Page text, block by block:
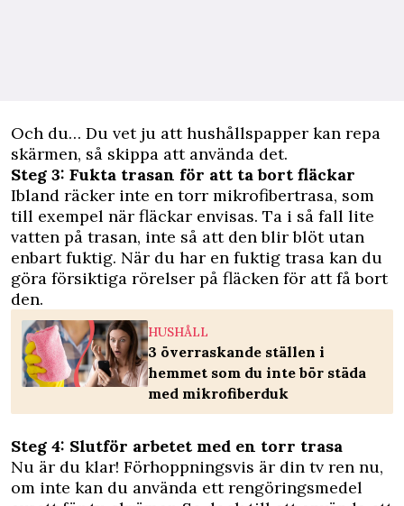
Och du… Du vet ju att hushållspapper kan repa
skärmen, så skippa att använda det.
Steg 3: Fukta trasan för att ta bort fläckar
Ibland räcker inte en torr mikrofibertrasa, som
till exempel när fläckar envisas. Ta i så fall lite
vatten på trasan, inte så att den blir blöt utan
enbart fuktig. När du har en fuktig trasa kan du
göra försiktiga rörelser på fläcken för att få bort
den.
HUSHÅLL
3 överraskande ställen i
hemmet som du inte bör städa
med mikrofiberduk
Steg 4: Slutför arbetet med en torr trasa
Nu är du klar! Förhoppningsvis är din tv ren nu,
om inte kan du använda ett rengöringsmedel